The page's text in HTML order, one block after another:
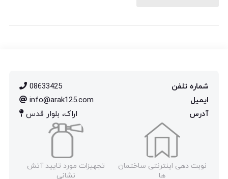
شماره تلفن
08633425
ایمیل
info@arak125.com
آدرس
اراک، بلوار قدس
نوبت دهی اینترنتی ساختمان
ها
تجهیزات مورد تایید آتش
نشانی